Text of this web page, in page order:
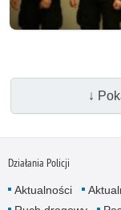
↓
Działania Policji
Aktualności